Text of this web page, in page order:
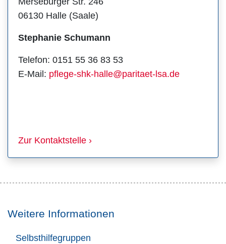
06130 Halle (Saale)
Stephanie Schumann
Telefon: 0151 55 36 83 53
E-Mail: pflege-shk-halle@paritaet-lsa.de
Zur Kontaktstelle ›
Weitere Informationen
Selbsthilfegruppen